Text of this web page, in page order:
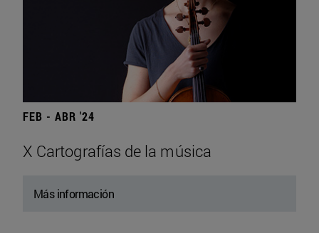
FEB - ABR '24
X Cartografías de la música
Más información